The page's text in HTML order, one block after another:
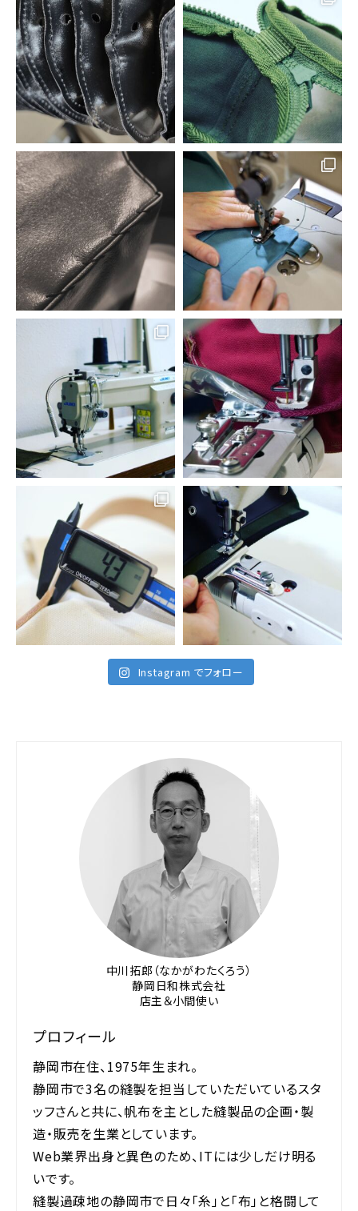
Instagram でフォロー
中川拓郎（なかがわたくろう）
静岡日和株式会社
店主＆小間使い
プロフィール
静岡市在住、1975年生まれ。
静岡市で3名の縫製を担当していただいているスタ
ッフさんと共に、帆布を主とした縫製品の企画・製
造・販売を生業としています。
Web業界出身と異色のため、ITには少しだけ明る
いです。
縫製過疎地の静岡市で日々「糸」と「布」と格闘して